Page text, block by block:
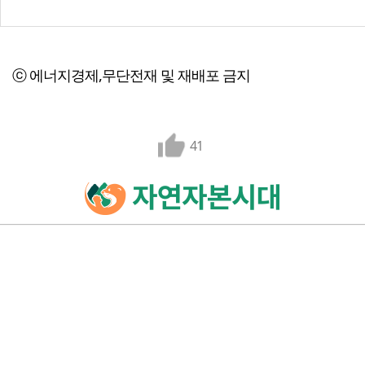
ⓒ 에너지경제,무단전재 및 재배포 금지
41